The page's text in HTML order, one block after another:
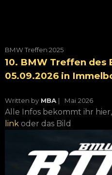
BMW Treffen 2025
10. BMW Treffen des
05.09.2026 in
Written by MBA | Mai 2026
Alle Infos bekommt ihr
link oder das Bild